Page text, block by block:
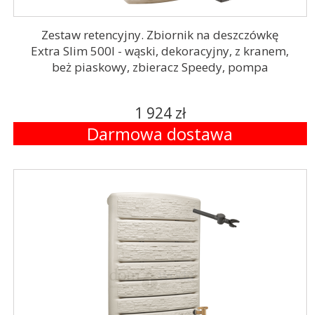
Zestaw retencyjny. Zbiornik na deszczówkę
Extra Slim 500l - wąski, dekoracyjny, z kranem,
beż piaskowy, zbieracz Speedy, pompa
1 924 zł
Darmowa dostawa